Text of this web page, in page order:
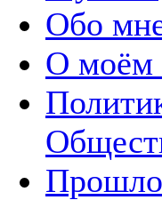
Обо
О моём